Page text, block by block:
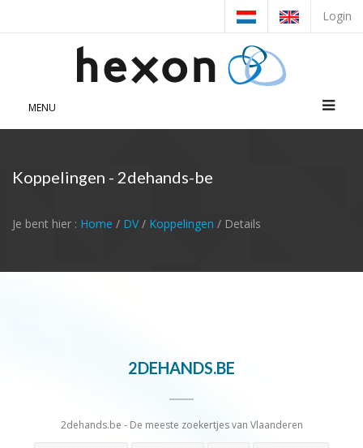
Login
MENU
Koppelingen - 2dehands-be
Je bent hier : Home / DV/ Koppelingen / Details
2DEHANDS.BE
2dehands.be - De meeste zoekertjes van Vlaanderen